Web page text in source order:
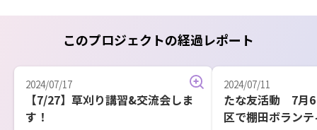
このプロジェクトの経過レポート
2024/07/17
【7/27】草刈り講習&交流会しま
す！
2024/07/11
たな友活動 7月6
区で棚田ボラン